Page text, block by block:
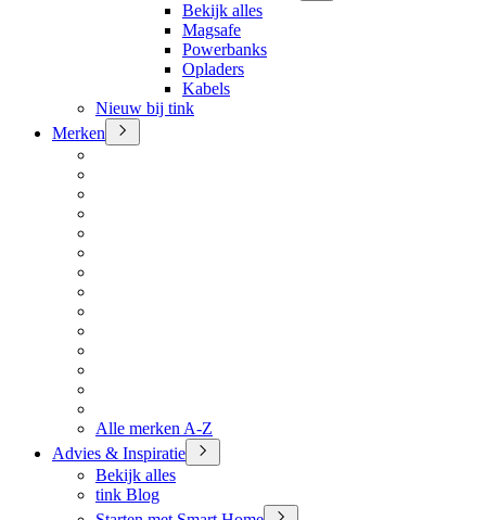
Bekijk alles
Magsafe
Powerbanks
Opladers
Kabels
Nieuw bij tink
Merken
Alle merken A-Z
Advies & Inspiratie
Bekijk alles
tink Blog